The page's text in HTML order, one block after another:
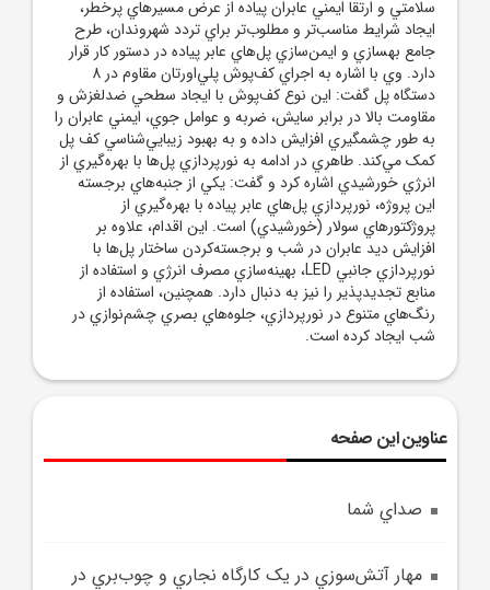
سلامتي و ارتقا ايمني عابران پياده از عرض مسيرهاي پرخطر،
ايجاد شرايط مناسب‌تر و مطلوب‌تر براي تردد شهروندان، طرح
جامع بهسازي و ايمن‌سازي پل‌هاي عابر پياده در دستور کار قرار
دارد. وي با اشاره به اجراي کف‌پوش پلي‌اورتان مقاوم در 8
دستگاه پل گفت: اين نوع کف‌پوش با ايجاد سطحي ضدلغزش و
مقاومت بالا در برابر سايش، ضربه و عوامل جوي، ايمني عابران را
به طور چشمگيري افزايش داده و به بهبود زيبايي‌شناسي کف پل
کمک مي‌کند. طاهري در ادامه به نورپردازي پل‌ها با بهره‌گيري از
انرژي خورشيدي اشاره کرد و گفت: يکي از جنبه‌هاي برجسته
اين پروژه، نورپردازي پل‌هاي عابر پياده با بهره‌گيري از
پروژکتورهاي سولار (خورشيدي) است. اين اقدام، علاوه بر
افزايش ديد عابران در شب و برجسته‌کردن ساختار پل‌ها با
نورپردازي جانبي LED، بهينه‌سازي مصرف انرژي و استفاده از
منابع تجديدپذير را نيز به دنبال دارد. همچنين، استفاده از
رنگ‌هاي متنوع در نورپردازي، جلوه‌هاي بصري چشم‌نوازي در
شب ايجاد کرده است.
عناوین این صفحه
صداي شما
مهار آتش‌سوزي در يک کارگاه نجاري و چوب‌بري در